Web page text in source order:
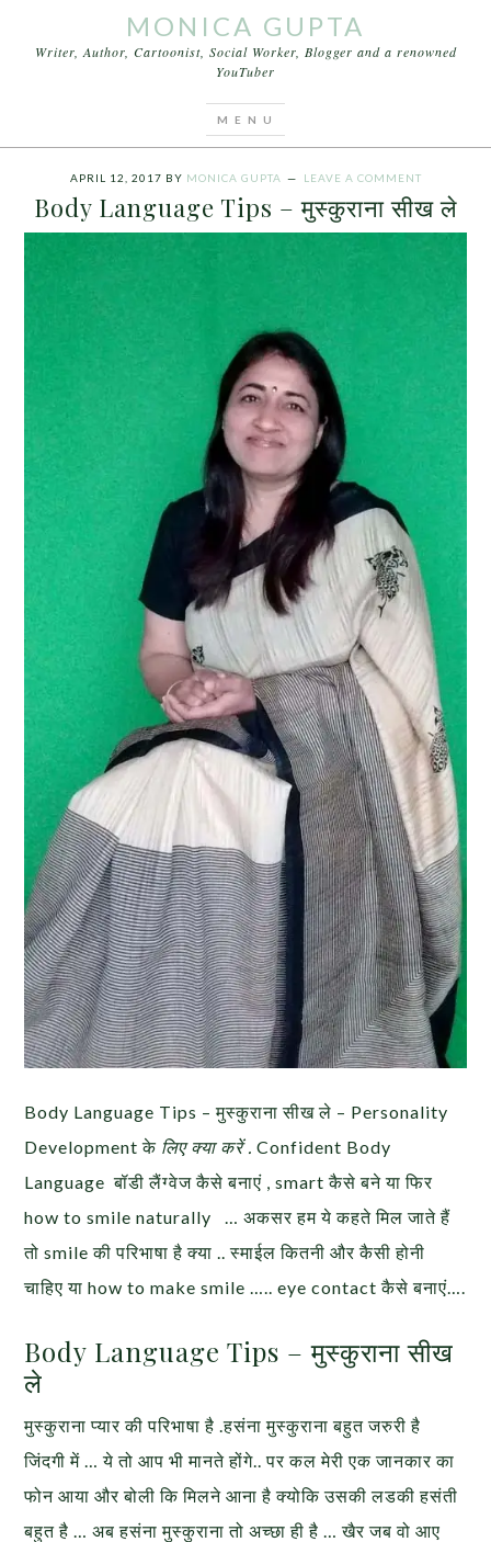
MONICA GUPTA
Writer, Author, Cartoonist, Social Worker, Blogger and a renowned
YouTuber
APRIL 12, 2017 BY MONICA GUPTA LEAVE A COMMENT
Body Language Tips – मुस्कुराना सीख ले
Body Language Tips – मुस्कुराना सीख ले – Personality
Development के लिए क्या करें .Confident Body
Language बॉडी लैंग्वेज कैसे बनाएं , smart कैसे बने या फिर
how to smile naturally … अकसर हम ये कहते मिल जाते हैं
तो smile की परिभाषा है क्या .. स्माईल कितनी और कैसी होनी
चाहिए या how to make smile ….. eye contact कैसे बनाएं….
Body Language Tips – मुस्कुराना सीख
ले
मुस्कुराना प्यार की परिभाषा है .हसंना मुस्कुराना बहुत जरुरी है
जिंदगी में … ये तो आप भी मानते होंगे.. पर कल मेरी एक जानकार का
फोन आया और बोली कि मिलने आना है क्योकि उसकी लडकी हसंती
बहुत है … अब हसंना मुस्कुराना तो अच्छा ही है … खैर जब वो आए